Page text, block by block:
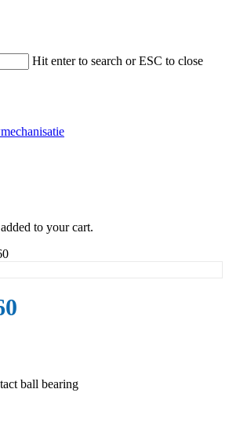
Hit enter to search or ESC to close
to your cart.
ball bearing